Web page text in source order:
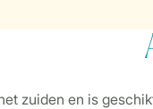
zuiden en is